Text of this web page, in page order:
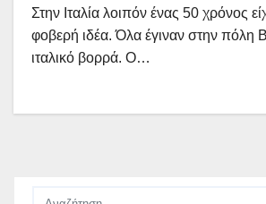
Στην Ιταλία λοιπόν ένας 50 χρόνος
φοβερή ιδέα. Όλα έγιναν στην πόλη
ιταλικό βορρά. Ο…